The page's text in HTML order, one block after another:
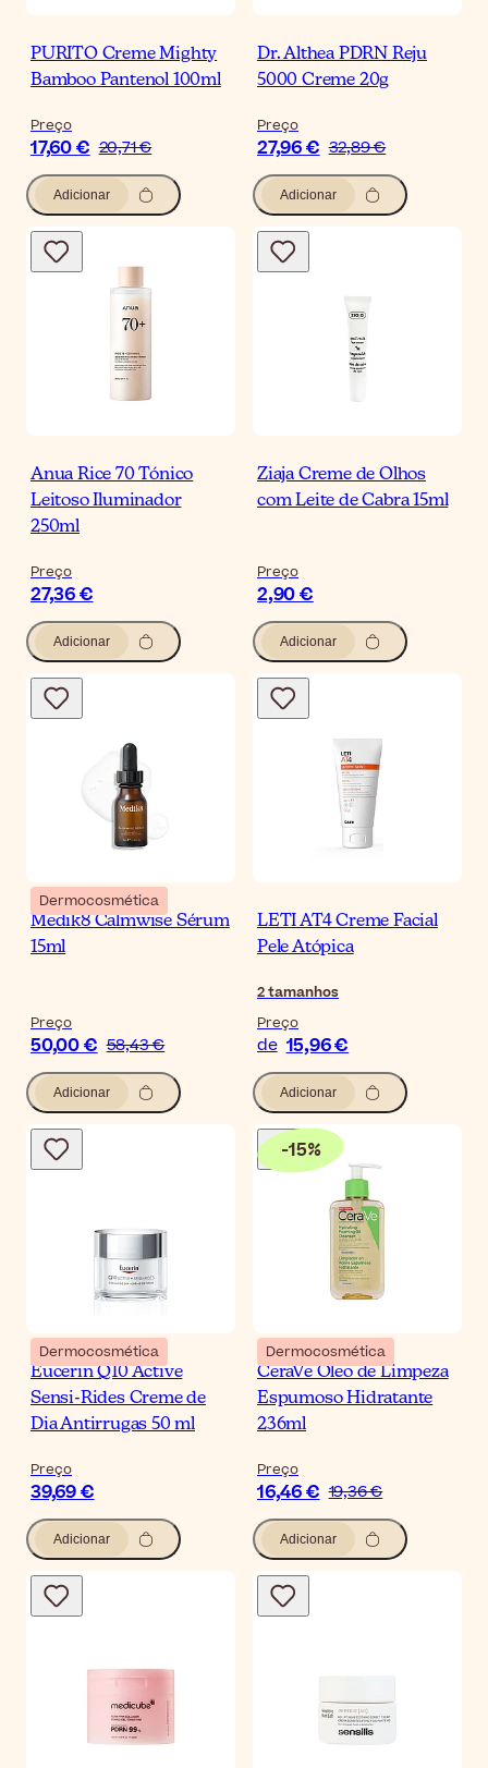
PURITO Creme Mighty
Bamboo Pantenol 100ml
Preço
17,60 € 20,71 €
Adicionar
Dr. Althea PDRN Reju
5000 Creme 20g
Preço
27,96 € 32,89 €
Adicionar
Anua Rice 70 Tónico
Leitoso Iluminador
250ml
Preço
27,36 €
Adicionar
Ziaja Creme de Olhos
com Leite de Cabra 15ml
Preço
2,90 €
Adicionar
Dermocosmética
Medik8 Calmwise Sérum
15ml
Preço
50,00 € 58,43 €
Adicionar
LETI AT4 Creme Facial
Pele Atópica
2tamanhos
Preço
de 15,96 €
Adicionar
Dermocosmética
Eucerin Q10 Active
Sensi-Rides Creme de
Dia Antirrugas 50 ml
Preço
39,69 €
Adicionar
-15%
Dermocosmética
CeraVe Óleo de Limpeza
Espumoso Hidratante
236ml
Preço
16,46 € 19,36 €
Adicionar